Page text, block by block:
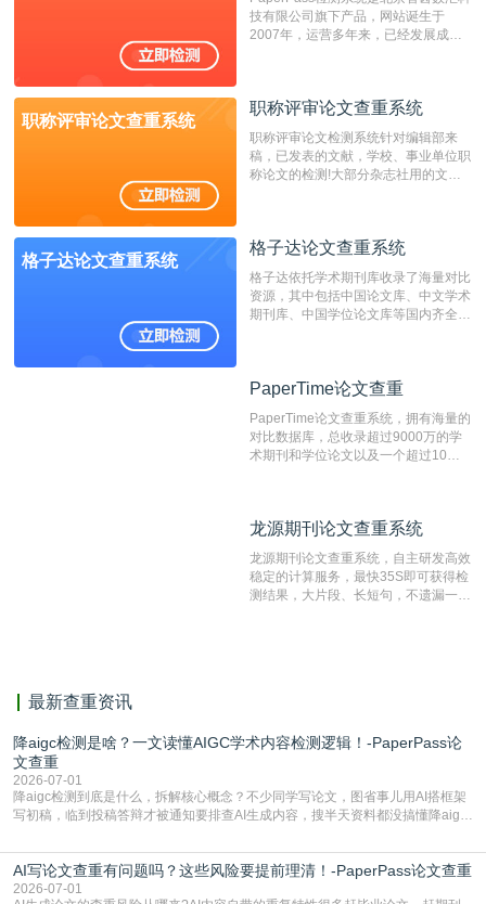
重的推荐系统。
技有限公司旗下产品，网站诞生于
2007年，运营多年来，已经发展成为
检测速度快、精度高，市场反映良好。
职称评审论文查重系统
职称评审论文查重系统
职称评审论文检测系统针对编辑部来
稿，已发表的文献，学校、事业单位职
称论文的检测!大部分杂志社用的文献
编辑部检测来稿和已发表的文献,检测
测时注意填写第一作者,才能排除已发
表文献复制比。（限制字符数1万）
格子达论文查重系统
格子达论文查重系统
格子达依托学术期刊库收录了海量对比
资源，其中包括中国论文库、中文学术
期刊库、中国学位论文库等国内齐全的
系统，可检测中文、英文两种语言的论
PaperTime论文查重
PaperTime论文查重系统，拥有海量的
对比数据库，总收录超过9000万的学
术期刊和学位论文以及一个超过10亿
对，利用指纹索引快速而精准地在云检
有相似的片段，该项技术检测速度快、
准确率高，市场反映良好。
龙源期刊论文查重系统
龙源期刊论文查重系统，自主研发高效
稳定的计算服务，最快35S即可获得检
测结果，大片段、长短句，不遗漏一处
最新查重资讯
降aigc检测是啥？一文读懂AIGC学术内容检测逻辑！-PaperPass论
文查重
2026-07-01
降aigc检测到底是什么，拆解核心概念？不少同学写论文，图省事儿用AI搭框架
写初稿，临到投稿答辩才被通知要排查AI生成内容，搜半天资料都没搞懂降aigc
怕是已经入行的科研人员，不少人也搞不清降aigc检测是啥，对相关要求摸不
准。其实，降aigc检测是伴随AIGC工具在学术领域普及诞生的新需求，核心是为
了满足现在高校、期刊对AI生
AI写论文查重有问题吗？这些风险要提前理清！-PaperPass论文查重
2026-07-01